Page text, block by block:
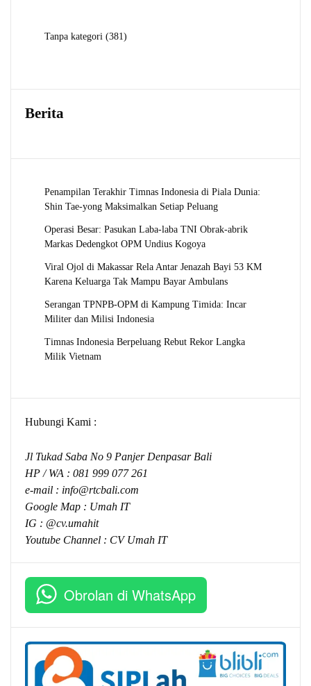
Tanpa kategori 381381
Berita
Penampilan Terakhir Timnas Indonesia di Piala Dunia:
Shin Tae-yong Maksimalkan Setiap Peluang
Operasi Besar: Pasukan Laba-laba TNI Obrak-abrik
Markas Dedengkot OPM Undius Kogoya
Viral Ojol di Makassar Rela Antar Jenazah Bayi 53 KM
Karena Keluarga Tak Mampu Bayar Ambulans
Serangan TPNPB-OPM di Kampung Timida: Incar
Militer dan Milisi Indonesia
Timnas Indonesia Berpeluang Rebut Rekor Langka
Milik Vietnam
Hubungi Kami :
Jl Tukad Saba No 9 Panjer Denpasar Bali
HP / WA : 081 999 077 261
e-mail : info@rtcbali.com
Google Map : Umah IT
IG : @cv.umahit
Youtube Channel : CV Umah IT
Obrolan di WhatsApp